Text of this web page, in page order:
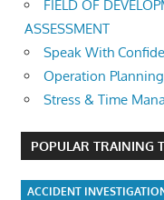
FIELD OF
ASSESSMENT
Speak With
Operation
Stress & Time
POPULAR TRAINING
ACCIDENT